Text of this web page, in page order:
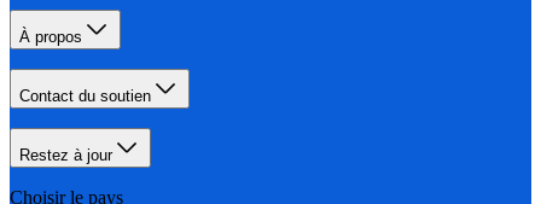
À propos
Contact du soutien
Restez à jour
Choisir le pays